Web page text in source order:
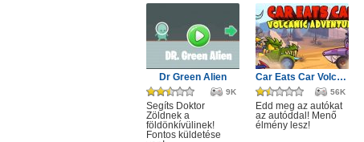
Dr Green Alien
9K
Segíts Doktor
Zöldnek a
földönkívülinek!
Fontos küldetése
Car Eats Car Volcanic Adventure
56K
Edd meg az autókat
az autóddal! Menő
élmény lesz!